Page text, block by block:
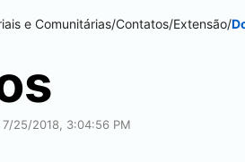
e Comunitárias/Contatos/Extensão/
7/25/2018, 3:04:56 PM